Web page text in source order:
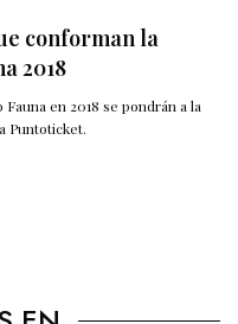
conforman la
2018
en 2018 se pondrán a la
Puntoticket.